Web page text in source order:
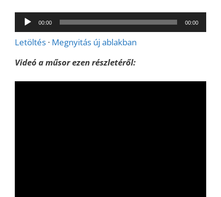
Audió
lejátszó
00:00 00:00
Letöltés · Megnyitás új ablakban
Videó a műsor ezen részletéről: